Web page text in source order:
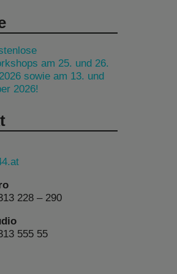
am 25. und 26.
sowie am 13. und
2026!
228 – 290
555 55